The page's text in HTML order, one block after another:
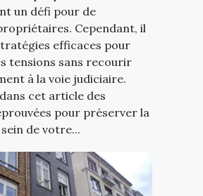
un défi pour de
Cependant, il
efficaces pour
tensions sans recourir
à la voie judiciaire.
cet article des
pour préserver la
de votre...